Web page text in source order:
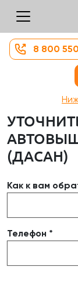
8 800
(ДАСАН)
Как к вам
Телефон *